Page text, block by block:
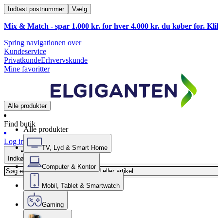
Indtast postnummer Vælg
Mix & Match - spar 1.000 kr. for hver 4.000 kr. du køber for.
Spring navigationen over
Kundeservice
PrivatkundeErhvervskunde
Mine favoritter
Alle produkter
Find butik
Log ind
Indkøbskurv
Alle produkter
TV, Lyd & Smart Home
Computer & Kontor
Mobil, Tablet & Smartwatch
Gaming